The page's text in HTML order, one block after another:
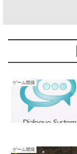
ゲーム開発
ゲーム開発